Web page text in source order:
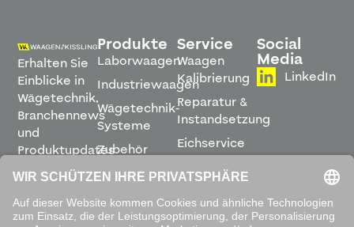
Erhalten Sie
Einblicke in
Wägetechnik,
Branchennews
und
Produktupdates
direkt in
Ihren
Posteingang.
Produkte
Laborwaagen
Industriewaagen
Wägetechnik-
Systeme
Zubehör
Software
Service
Waagen
Kalibrierung
Reparatur &
Instandsetzung
Eichservice
Montage &
Inbetriebnahme
Leihwaagen
Social
Media
LinkedIn